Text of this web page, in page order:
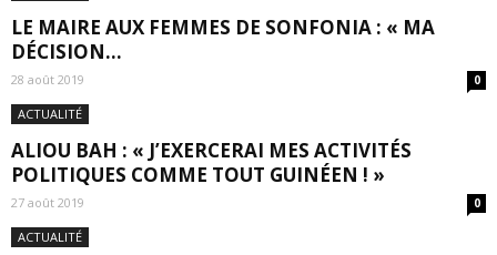
LE MAIRE AUX FEMMES DE SONFONIA : « MA
DÉCISION...
28 août 2019 0
ACTUALITÉ
ALIOU BAH : « J’EXERCERAI MES ACTIVITÉS
POLITIQUES COMME TOUT GUINÉEN ! »
27 août 2019 0
ACTUALITÉ